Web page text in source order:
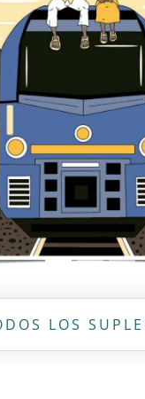
LOS